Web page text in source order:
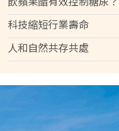
科技縮短行業壽命
人和自然共存共處